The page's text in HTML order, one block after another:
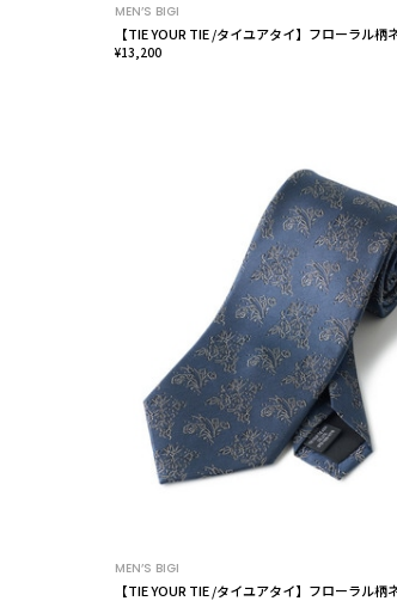
MEN’S BIGI
【TIE YOUR TIE /タイユアタイ】フローラル柄
¥13,200
MEN’S BIGI
【TIE YOUR TIE /タイユアタイ】フローラル柄